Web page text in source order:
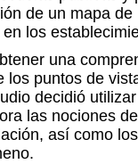
de un mapa
los
una
los puntos de
decidió
las nociones
así como